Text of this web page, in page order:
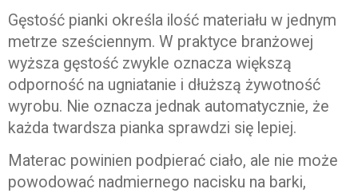
Gęstość pianki określa ilość materiału w jednym
metrze sześciennym. W praktyce branżowej
wyższa gęstość zwykle oznacza większą
odporność na ugniatanie i dłuższą żywotność
wyrobu. Nie oznacza jednak automatycznie, że
każda twardsza pianka sprawdzi się lepiej.
Materac powinien podpierać ciało, ale nie może
powodować nadmiernego nacisku na barki,